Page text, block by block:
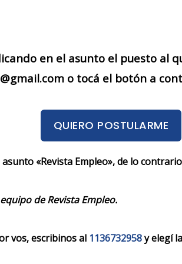
en el asunto el puesto al
o tocá el botón a
QUIERO POSTULARME
«Revista Empleo», de lo
de Revista Empleo.
vos, escribinos al 1136732958y elegí